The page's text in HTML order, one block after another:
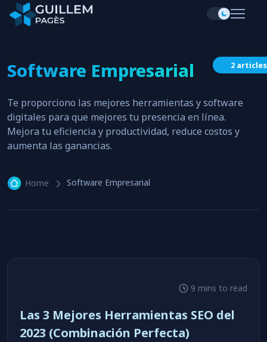
Software Empresarial 2 articles
Te proporciono las mejores herramientas y software
digitales para que mejores tu presencia en línea.
Mejora tu eficiencia y productividad, reduce costos y
aumenta las ganancias.
Home Software Empresarial
9 mins to read
Las 3 Mejores Herramientas SEO del
2023 (Combinación Perfecta)